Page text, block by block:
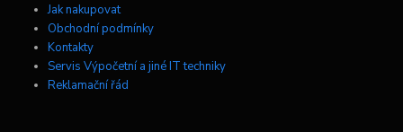
Jak nakupovat
Obchodní podmínky
Kontakty
Servis Výpočetní a jiné IT techniky
Reklamační řád